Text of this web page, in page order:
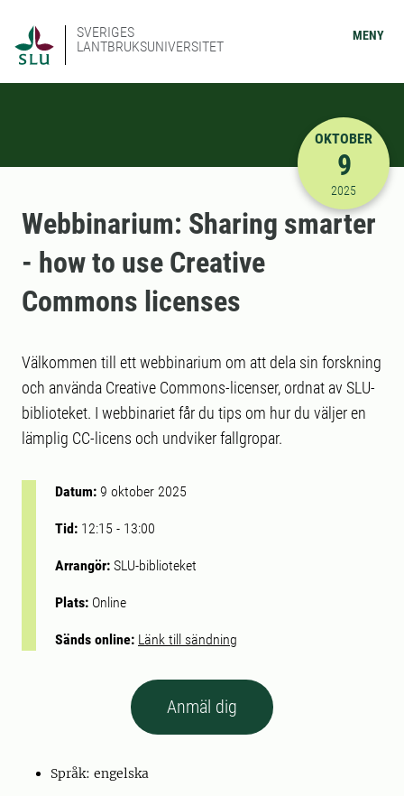
SVERIGES
LANTBRUKSUNIVERSITET
MENY
2025-10-
OKTOBER
9
2025
Webbinarium: Sharing smarter
- how to use Creative
Commons licenses
Välkommen till ett webbinarium om att dela sin forskning
och använda Creative Commons-licenser, ordnat av SLU-
biblioteket. I webbinariet får du tips om hur du väljer en
lämplig CC-licens och undviker fallgropar.
Datum: 9 oktober 2025
Tid: 12:15 - 13:00
Arrangör: SLU-biblioteket
Plats: Online
Sänds online: Länk till sändning
Anmäl dig
Språk: engelska